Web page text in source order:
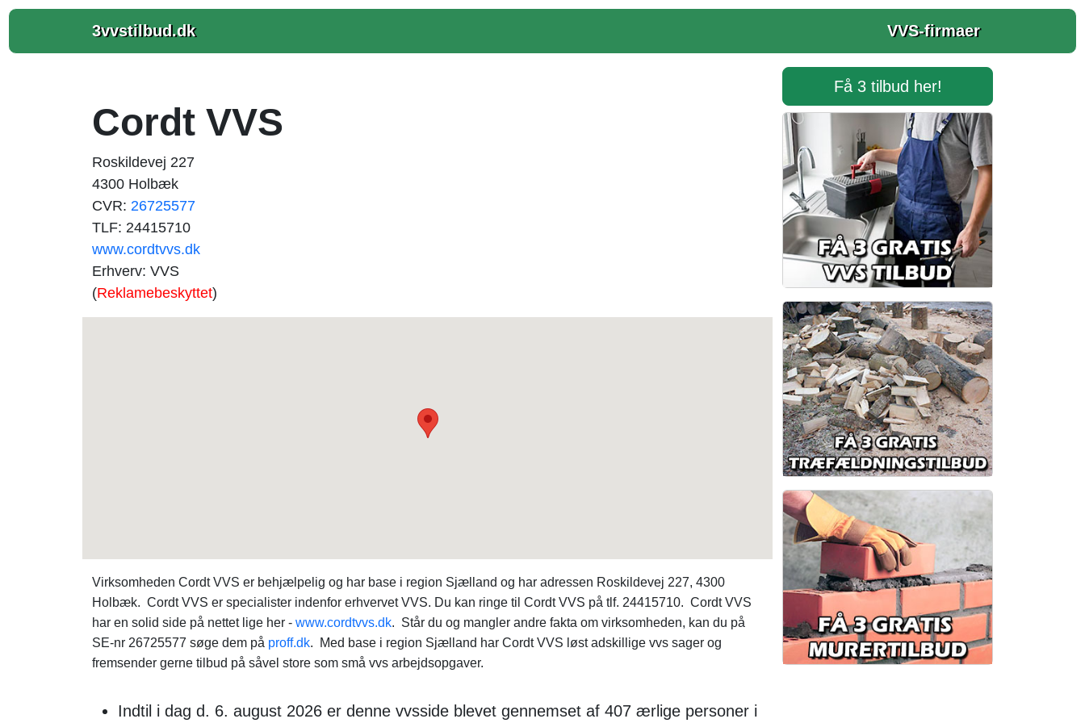
3vvstilbud.dk VVS-firmaer
Cordt VVS
Roskildevej 227
4300 Holbæk
CVR: 26725577
TLF: 24415710
www.cordtvvs.dk
Erhverv: VVS
(Reklamebeskyttet)
Virksomheden Cordt VVS er behjælpelig og har base i region Sjælland og har adressen Roskildevej 227, 4300
Holbæk. Cordt VVS er specialister indenfor erhvervet VVS. Du kan ringe til Cordt VVS på tlf. 24415710. Cordt VVS
har en solid side på nettet lige her - www.cordtvvs.dk. Står du og mangler andre fakta om virksomheden, kan du på
SE-nr 26725577 søge dem på proff.dk. Med base i region Sjælland har Cordt VVS løst adskillige vvs sager og
fremsender gerne tilbud på såvel store som små vvs arbejdsopgaver.
Indtil i dag d. 6. august 2026 er denne vvsside blevet gennemset af 407 ærlige personer i
Få 3 tilbud her!